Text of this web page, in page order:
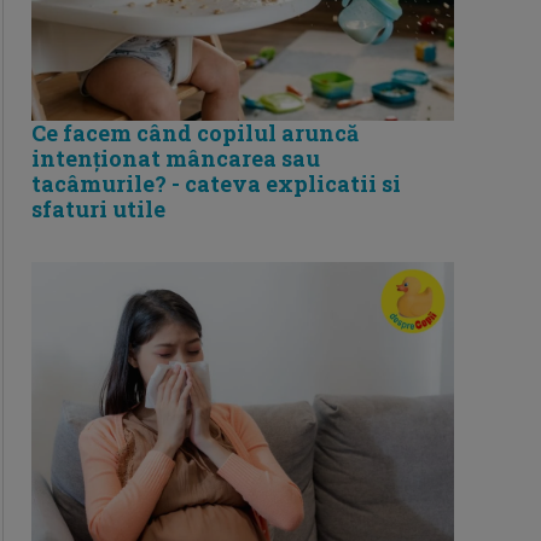
Ce facem când copilul aruncă
intenționat mâncarea sau
tacâmurile? - cateva explicatii si
sfaturi utile